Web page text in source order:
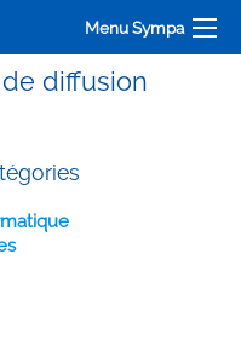
Menu Sympa
diffusion